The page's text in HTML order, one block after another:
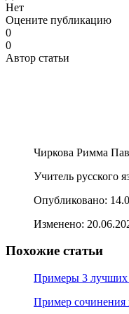
Нет
Оцените публикацию
0
0
Автор статьи
Чиркова Римма
Учитель русского
Опубликовано:
Изменено:
Похожие статьи
Примеры 3 лучших
Пример сочинения